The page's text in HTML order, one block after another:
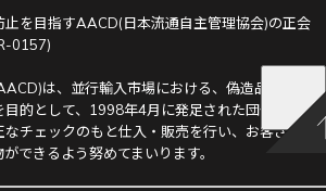
止を目指すAACD(日本流通自主管理協会)の正会
0157)
は、並行輸入市場における、偽造品や不正
目的として、1998年4月に発足された団体です。
チェックのもと仕入・販売を行い、お客さま
できるよう努めてまいります。